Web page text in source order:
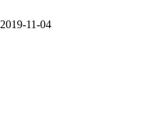
2019-11-04